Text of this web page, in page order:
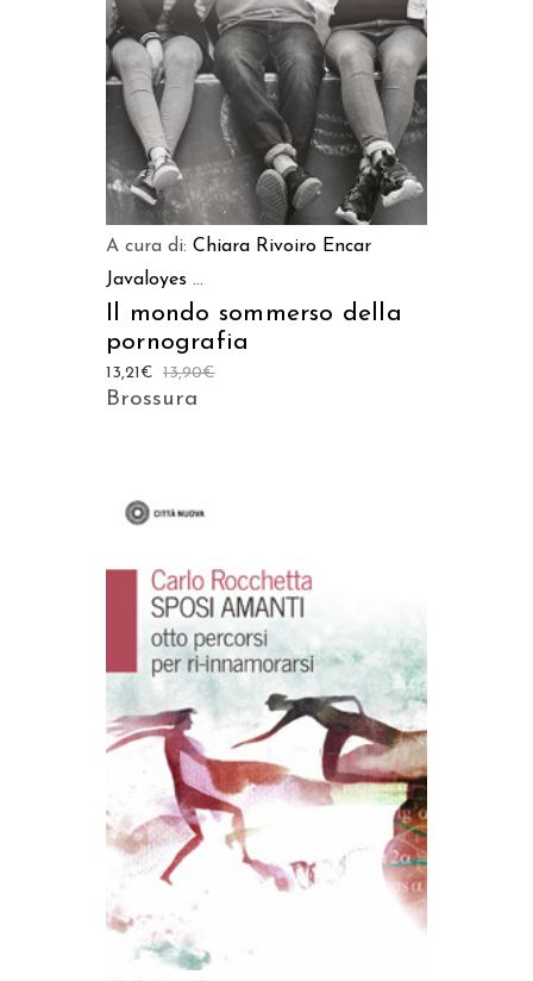
A cura di: Chiara Rivoiro Encar
Javaloyes ...
Il mondo sommerso della
pornografia
13,90€
13,21 €
Brossura
AGGIUNGI AL CARRELLO